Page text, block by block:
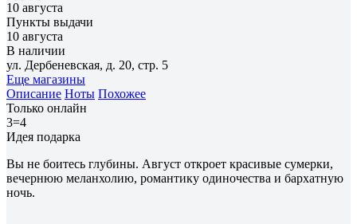
10 августа
Пункты выдачи
10 августа
В наличии
ул. Дербеневская, д. 20, стр. 5
Еще магазины
Описание Ноты Похожее
Только онлайн
3=4
Идея подарка
Вы не боитесь глубины. Август откроет красивые сумерки,
вечернюю меланхолию, романтику одиночества и бархатную
ночь.